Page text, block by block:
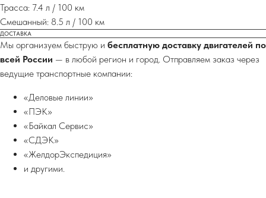
Трасса: 7.4 л / 100 км
Смешанный: 8.5 л / 100 км
ДОСТАВКА
Мы организуем быструю и бесплатную доставку двигателей по
всей России — в любой регион и город. Отправляем заказ через
ведущие транспортные компании:
«Деловые линии»
«ПЭК»
«Байкал Сервис»
«СДЭК»
«ЖелдорЭкспедиция»
и другими.